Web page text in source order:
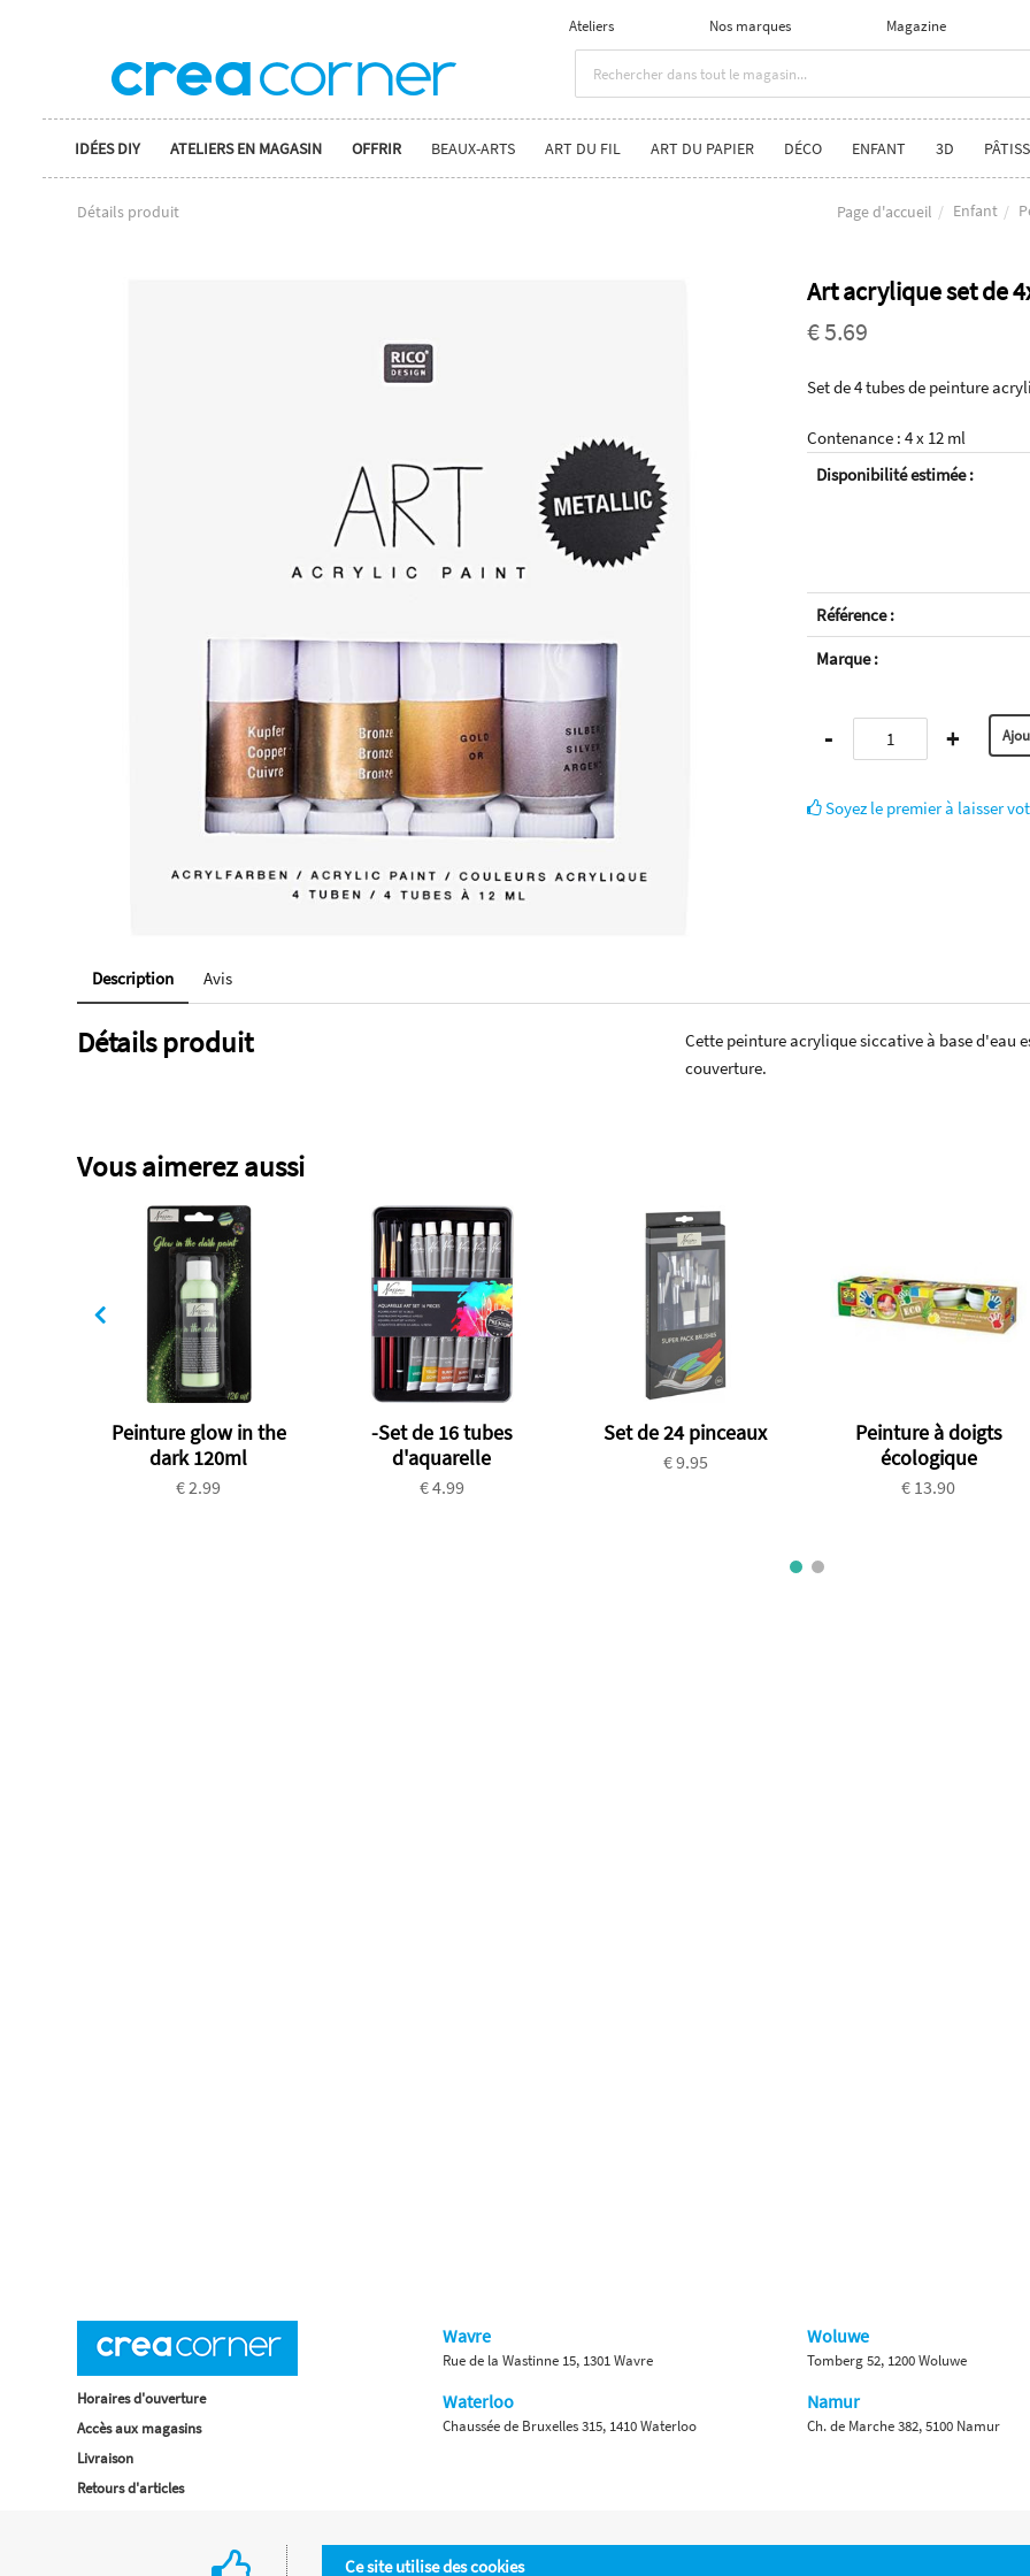
Ateliers Nos marques Magazine
IDÉES DIY ATELIERS EN MAGASIN OFFRIR BEAUX-ARTS ART DU FIL ART DU PAPIER DÉCO ENFANT 3D
Détails produit Page d'accueil Enfant
Art acrylique set de
€ 5.69
Set de 4 tubes de peinture
Contenance : 4 x 12 ml
Disponibilité estimée :
Référence :
Marque :
- +
Soyez le premier à laisser
Description Avis
Détails produit
Cette peinture acrylique siccative à base d'eau
couverture.
Vous aimerez aussi
Peinture glow in the
dark 120ml
€ 2.99
-Set de 16 tubes
d'aquarelle
€ 4.99
Set de 24 pinceaux
€ 9.95
Peinture à doigts
écologique
€ 13.90
Ce site utilise des cookies
Horaires d'ouverture
Accès aux magasins
Livraison
Retours d'articles
Wavre
Rue de la Wastinne 15, 1301 Wavre
Waterloo
Chaussée de Bruxelles 315, 1410 Waterloo
Woluwe
Tomberg 52, 1200 Woluwe
Namur
Ch. de Marche 382, 5100 Namur